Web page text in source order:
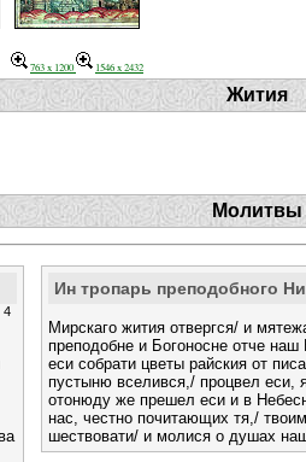
763 x 1200 1546 x 2432
Жития
Молитвы
4
Ин тропарь преподобного
Мирскаго жития отвергся/ и
преподобне и Богоносне отче
еси собрати цветы райския от
пустыню вселився,/ процвел еси,
отонюду же прешел еси и в
нас, честно почитающих тя,/
шествовати/ и молися о душах